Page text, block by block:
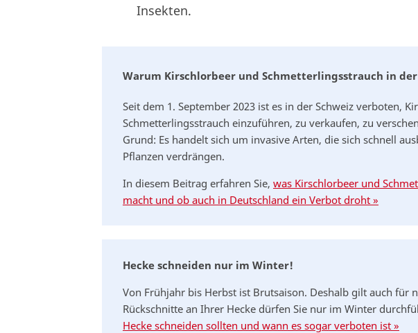
Insekten.
Warum Kirschlorbeer und Schmetterlingsstrauch in
Seit dem 1. September 2023 ist es in der Schweiz verboten,
Schmetterlingsstrauch einzuführen, zu verkaufen, zu
Grund: Es handelt sich um invasive Arten, die sich schnell
Pflanzen verdrängen.
In diesem Beitrag erfahren Sie, was Kirschlorbeer und
macht und ob auch in Deutschland ein Verbot droht »
Hecke schneiden nur im Winter!
Von Frühjahr bis Herbst ist Brutsaison. Deshalb gilt auch für
Rückschnitte an Ihrer Hecke dürfen Sie nur im Winter
Hecke schneiden sollten und wann es sogar verboten ist »